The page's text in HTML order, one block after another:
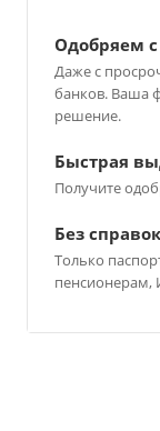
Одобряем
Даже с
банков. Ваша
решение.
Быстрая
Получите
Без
Только
пенсионерам,